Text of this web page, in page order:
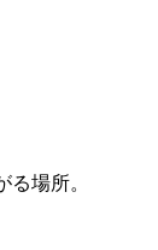
る場所。